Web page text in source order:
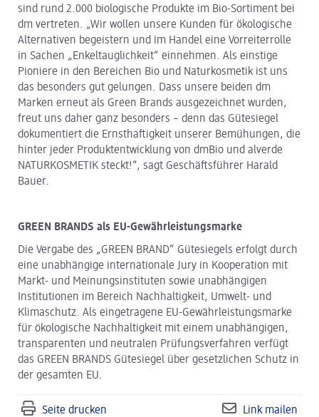
sind rund 2.000 biologische Produkte im Bio-Sortiment bei
dm vertreten. „Wir wollen unsere Kunden für ökologische
Alternativen begeistern und im Handel eine Vorreiterrolle
in Sachen „Enkeltauglichkeit“ einnehmen. Als einstige
Pioniere in den Bereichen Bio und Naturkosmetik ist uns
das besonders gut gelungen. Dass unsere beiden dm
Marken erneut als Green Brands ausgezeichnet wurden,
freut uns daher ganz besonders – denn das Gütesiegel
dokumentiert die Ernsthaftigkeit unserer Bemühungen, die
hinter jeder Produktentwicklung von dmBio und alverde
NATURKOSMETIK steckt!“, sagt Geschäftsführer Harald
Bauer.
GREEN BRANDS als EU-Gewährleistungsmarke
Die Vergabe des „GREEN BRAND“ Gütesiegels erfolgt durch
eine unabhängige internationale Jury in Kooperation mit
Markt- und Meinungsinstituten sowie unabhängigen
Institutionen im Bereich Nachhaltigkeit, Umwelt- und
Klimaschutz. Als eingetragene EU-Gewährleistungsmarke
für ökologische Nachhaltigkeit mit einem unabhängigen,
transparenten und neutralen Prüfungsverfahren verfügt
das GREEN BRANDS Gütesiegel über gesetzlichen Schutz in
der gesamten EU.
Seite drucken Link mailen